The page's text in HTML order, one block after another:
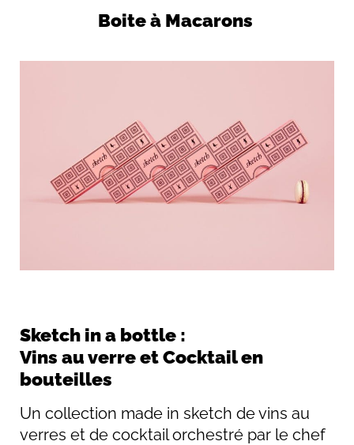
Boite à Macarons
Sketch in a bottle :
Vins au verre et Cocktail en
bouteilles
Un collection made in sketch de vins au
verres et de cocktail orchestré par le chef